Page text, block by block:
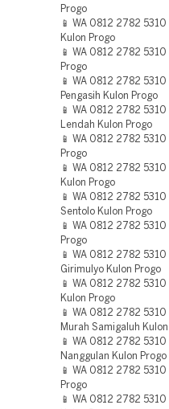
Progo
📱 WA 0812 2782
Kulon Progo
📱 WA 0812 2782
Progo
📱 WA 0812 2782
Pengasih Kulon Progo
📱 WA 0812 2782
Lendah Kulon Progo
📱 WA 0812 2782
Progo
📱 WA 0812 2782
Kulon Progo
📱 WA 0812 2782
Sentolo Kulon Progo
📱 WA 0812 2782
Progo
📱 WA 0812 2782
Girimulyo Kulon Progo
📱 WA 0812 2782
Kulon Progo
📱 WA 0812 2782
Murah Samigaluh
📱 WA 0812 2782
Nanggulan Kulon Progo
📱 WA 0812 2782
Progo
📱 WA 0812 2782